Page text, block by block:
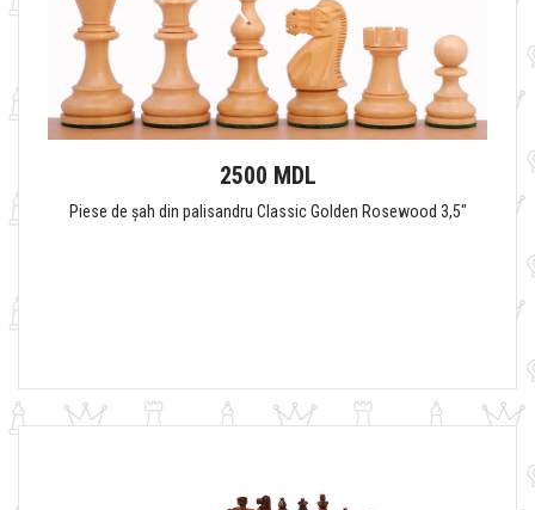
2500 MDL
Piese de șah din palisandru Classic Golden Rosewood 3,5"